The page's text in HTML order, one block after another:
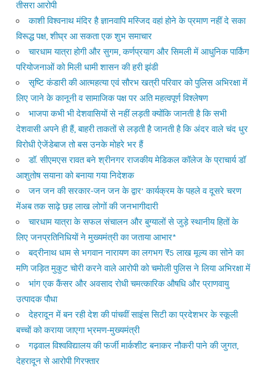
तीसरा आरोपी
काशी विश्वनाथ मंदिर है ज्ञानवापि मस्जिद वहां होने के प्रमाण नहीं दे सका
विरूद्ध पक्ष, शीघ्र आ सकता एक शुभ समाचार
चारधाम यात्रा होगी और सुगम, कर्णप्रयाग और सिमली में आधुनिक पार्किंग
परियोजनाओं को मिली धामी शासन की हरी झंडी
सृष्टि कंडारी की आत्महत्या एवं सौरभ खत्री परिवार को पुलिस अभिरक्षा में
लिए जाने के कानूनी व सामाजिक पक्ष पर अति महत्वपूर्ण विश्लेषण
भाजपा कभी भी देशवासियों से नहीं लड़ती क्योंकि जानती है कि सभी
देशवासी अपने ही हैं, बाहरी ताकतों से लड़ती है जानती है कि अंदर वाले चंद धुर
विरोधी ऐजेंडेबाज तो बस उनके मोहरे भर हैं
डॉ. सीएमएस रावत बने श्रीनगर राजकीय मेडिकल कॉलेज के प्राचार्य डॉ
आशुतोष सयाना को बनाया गया निदेशक
जन जन की सरकार-जन जन के द्वार’ कार्यक्रम के पहले व दूसरे चरण
मेंअब तक साढ़े छह लाख लोगों की जनभागीदारी
चारधाम यात्रा के सफल संचालन और बुग्यालों से जुड़े स्थानीय हितों के
लिए जनप्रतिनिधियों ने मुख्यमंत्री का जताया आभार*
बद्रीनाथ धाम से भगवान नारायण का लगभग ₹5 लाख मूल्य का सोने का
मणि जड़ित मुकुट चोरी करने वाले आरोपी को चमोली पुलिस ने लिया अभिरक्षा में
भांग एक कैंसर और अवसाद रोधी चमत्कारिक औषधि और प्राणवायु
उत्पादक पौधा
देहरादून में बन रही देश की पांचवीं साइंस सिटी का प्रदेशभर के स्कूली
बच्चों को कराया जाएगा भ्रमण-मुख्यमंत्री
गढ़वाल विश्वविद्यालय की फर्जी मार्कशीट बनाकर नौकरी पाने की जुगत,
देहरादून से आरोपी गिरफ्तार